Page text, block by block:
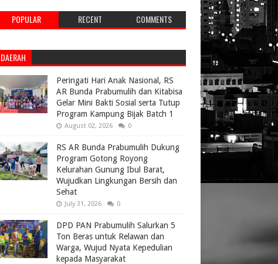
POPULAR RECENT COMMENTS
DAERAH
Peringati Hari Anak Nasional, RS
AR Bunda Prabumulih dan Kitabisa
Gelar Mini Bakti Sosial serta Tutup
Program Kampung Bijak Batch 1
August 02, 2026 0
RS AR Bunda Prabumulih Dukung
Program Gotong Royong
Kelurahan Gunung Ibul Barat,
Wujudkan Lingkungan Bersih dan
Sehat
July 31, 2026 0
DPD PAN Prabumulih Salurkan 5
Ton Beras untuk Relawan dan
Warga, Wujud Nyata Kepedulian
kepada Masyarakat